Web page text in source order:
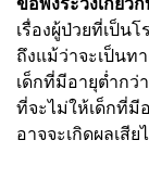
เรื่องผู้ป่วยที่เป็น
ถึงแม้ว่าจะเป็นท
เด็กที่มีอายุต่ำกว่
ที่จะไม่ให้เด็กที่มี
อาจจะเกิดผลเสีย